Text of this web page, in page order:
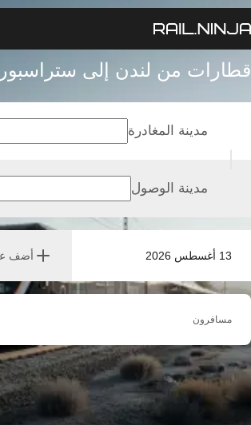
قطارات من لندن إلى
13 أغسطس 2026 أضف
مدينة المغادرة
مدينة الوصول
مسافرون